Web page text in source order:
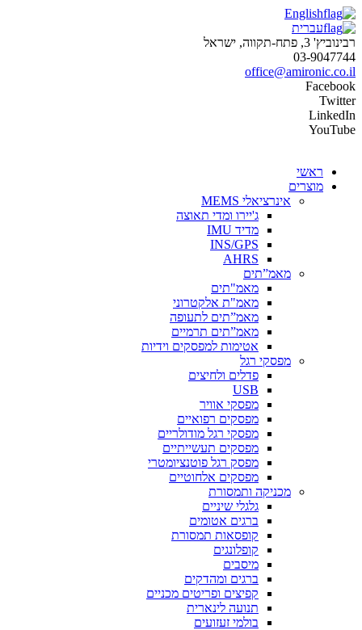
English
עברית
רבינוביץ' 3, פתח-תקווה, ישראל
03-9047744
office@amironic.co.il
Facebook
Twitter
LinkedIn
YouTube
ראשי
מוצרים
אינרציאלי MEMS
ג'יירו ומדי תאוצה
מדיד IMU
INS/GPS
AHRS
מאמ”תים
מאמ"תים
מאמ"ת אלקטרוני
מאמ”תים לתעופה
מאמ”תים תרמיים
אטימות למפסקים וידיות
מפסקי רגל
פדלים ולחיצים
USB
מפסקי אוויר
מפסקים רפואיים
מפסקי רגל מודולריים
מפסקים תעשייתיים
מפסק רגל פוטנציומטרי
מפסקים אלחוטיים
מכניקה ותמסורת
גלגלי שיניים
ברגים אטומים
קופסאות תמסורת
קופלונגים
מיסבים
ברגים ומהדקים
קפיצים ופריטים מכניים
תנועה לינארית
בולמי זעזועים